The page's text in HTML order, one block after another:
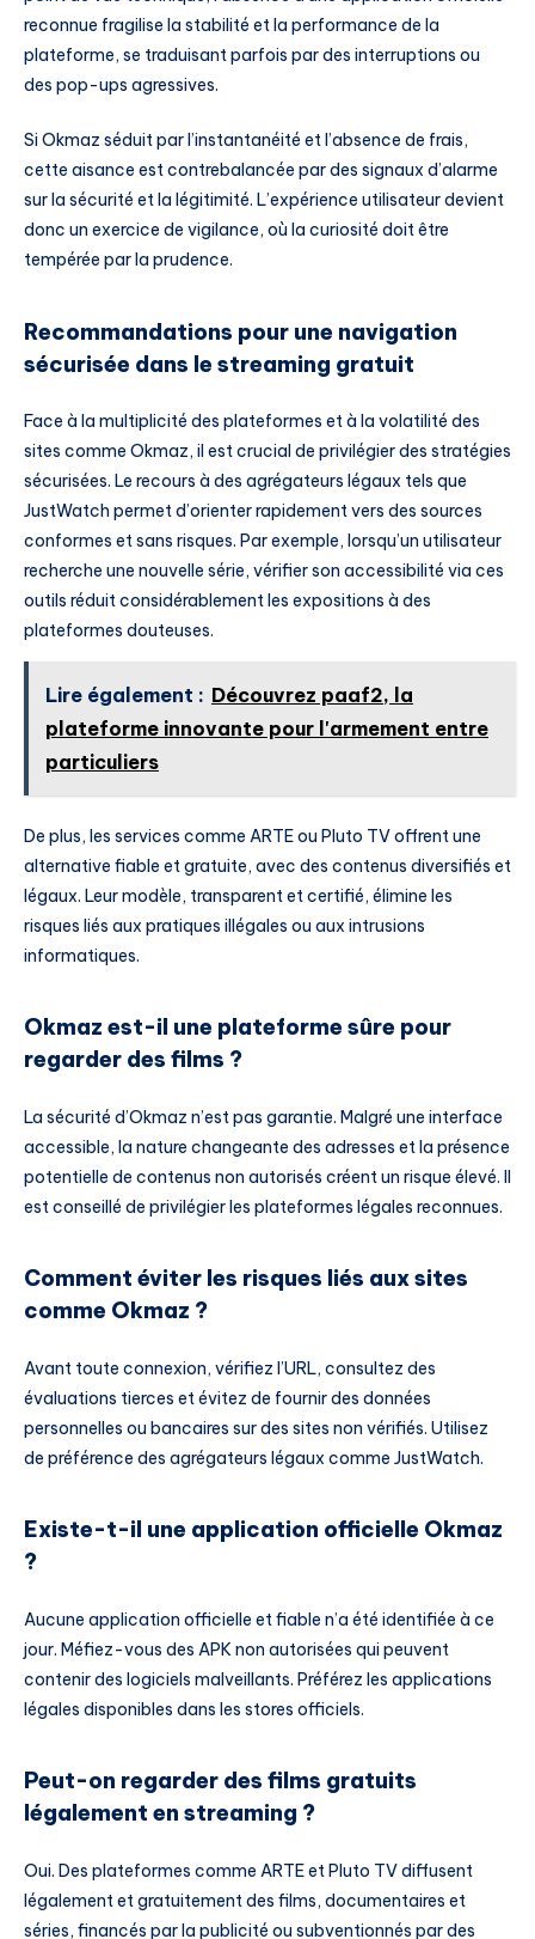
reconnue fragilise la stabilité et la performance de la
plateforme, se traduisant parfois par des interruptions ou
des pop-ups agressives.
Si Okmaz séduit par l’instantanéité et l’absence de frais,
cette aisance est contrebalancée par des signaux d’alarme
sur la sécurité et la légitimité. L’expérience utilisateur devient
donc un exercice de vigilance, où la curiosité doit être
tempérée par la prudence.
Recommandations pour une navigation
sécurisée dans le streaming gratuit
Face à la multiplicité des plateformes et à la volatilité des
sites comme Okmaz, il est crucial de privilégier des stratégies
sécurisées. Le recours à des agrégateurs légaux tels que
JustWatch permet d’orienter rapidement vers des sources
conformes et sans risques. Par exemple, lorsqu’un utilisateur
recherche une nouvelle série, vérifier son accessibilité via ces
outils réduit considérablement les expositions à des
plateformes douteuses.
Lire également : Découvrez paaf2, la
plateforme innovante pour l'armement entre
particuliers
De plus, les services comme ARTE ou Pluto TV offrent une
alternative fiable et gratuite, avec des contenus diversifiés et
légaux. Leur modèle, transparent et certifié, élimine les
risques liés aux pratiques illégales ou aux intrusions
informatiques.
Okmaz est-il une plateforme sûre pour
regarder des films ?
La sécurité d’Okmaz n’est pas garantie. Malgré une interface
accessible, la nature changeante des adresses et la présence
potentielle de contenus non autorisés créent un risque élevé. Il
est conseillé de privilégier les plateformes légales reconnues.
Comment éviter les risques liés aux sites
comme Okmaz ?
Avant toute connexion, vérifiez l’URL, consultez des
évaluations tierces et évitez de fournir des données
personnelles ou bancaires sur des sites non vérifiés. Utilisez
de préférence des agrégateurs légaux comme JustWatch.
Existe-t-il une application officielle Okmaz
?
Aucune application officielle et fiable n’a été identifiée à ce
jour. Méfiez-vous des APK non autorisées qui peuvent
contenir des logiciels malveillants. Préférez les applications
légales disponibles dans les stores officiels.
Peut-on regarder des films gratuits
légalement en streaming ?
Oui. Des plateformes comme ARTE et Pluto TV diffusent
légalement et gratuitement des films, documentaires et
séries, financés par la publicité ou subventionnés par des